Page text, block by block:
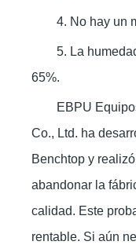
4. No hay un
5. La
65%.
EBPU
Co., Ltd. ha
Benchtop y
abandonar la
calidad. Este
rentable. Si aún